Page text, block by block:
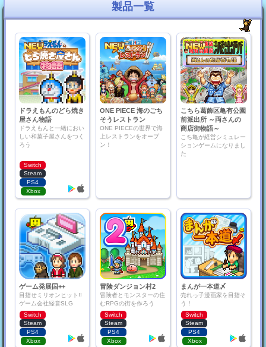
製品一覧
ドラえもんのどら焼き
屋さん物語
ドラえもんと一緒におい
しい和菓子屋さんをつく
ろう
Switch
Steam
PS4
Xbox
ONE PIECE 海のごち
そうレストラン
ONE PIECEの世界で海
上レストランをオープ
ン！
こちら葛飾区亀有公園
前派出所 ～両さんの
商店街物語～
こち亀が経営シミュレー
ションゲームになりまし
た
ゲーム発展国++
目指せミリオンヒット!!
ゲーム会社経営SLG
Switch
Steam
PS4
Xbox
冒険ダンジョン村2
冒険者とモンスターの住
むRPGの街を作ろう
Switch
Steam
PS4
Xbox
まんが一本道〆
売れっ子漫画家を目指そ
う！
Switch
Steam
PS4
Xbox